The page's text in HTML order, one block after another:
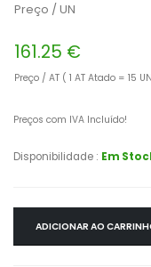
Preço / UN
161.25 €
Preço / AT ( 1 AT Atado = 15
Preços com IVA Incluído!
Disponibilidade : Em
ADICIONAR AO